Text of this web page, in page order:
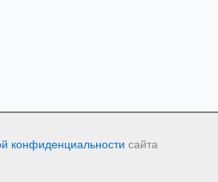
конфиденциальности сайта